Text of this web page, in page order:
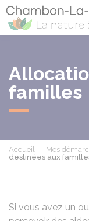
familles
Accueil Mes
destinées aux
Si vous avez un